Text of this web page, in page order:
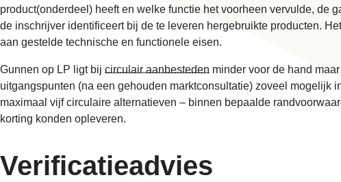
product(onderdeel) heeft en welke functie het voorheen vervulde, de
de inschrijver identificeert bij de te leveren hergebruikte producten.
aan gestelde technische en functionele eisen.
Gunnen op LP ligt bij circulair aanbesteden minder voor de hand
uitgangspunten (na een gehouden marktconsultatie) zoveel mogelijk
maximaal vijf circulaire alternatieven – binnen bepaalde
korting konden opleveren.
Verificatieadvies